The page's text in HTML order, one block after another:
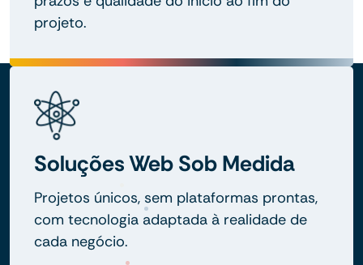
projeto.
Soluções Web Sob Medida
Projetos únicos, sem plataformas prontas,
com tecnologia adaptada à realidade de
cada negócio.